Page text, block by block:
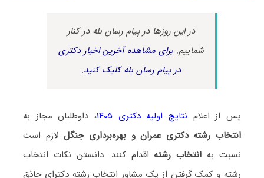
در این روزها در پیام رسان بله در کنار
شماییم.برای مشاهده آخرین اخبار دکتری
در پیام رسان بله کلیک کنید.
پس از اعلام نتایج اولیه دکتری ۱۴۰۵
، داوطلبان مجاز به
انتخاب رشته دکتری عمران و بهره‌برداری جنگللازم است
نسبت به انتخاب رشته اقدام کنند. دانستن نکات انتخاب
رشته و کمک گرفتن از یک مشاور انتخاب رشته دکترای حاذق